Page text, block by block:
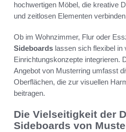
hochwertigen Möbel, die kreative
und zeitlosen Elementen
Ob im Wohnzimmer, Flur oder
Sideboards lassen sich flexibel in
Einrichtungskonzepte integrieren.
Angebot von Musterring umfasst
Oberflächen, die zur visuellen
beitragen.
Die Vielseitigkeit der
Sideboards von